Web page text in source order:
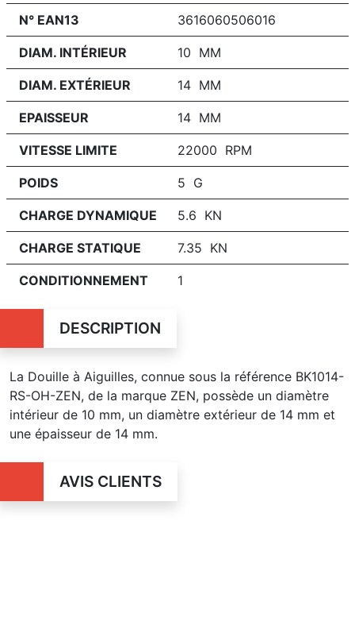
N° EAN13 3616060506016
DIAM. INTÉRIEUR 10 MM
DIAM. EXTÉRIEUR 14 MM
EPAISSEUR 14 MM
VITESSE LIMITE 22000 RPM
POIDS 5 G
CHARGE DYNAMIQUE 5.6 KN
CHARGE STATIQUE 7.35 KN
CONDITIONNEMENT 1
DESCRIPTION
La Douille à Aiguilles, connue sous la référence BK1014-
RS-OH-ZEN, de la marque ZEN, possède un diamètre
intérieur de 10 mm, un diamètre extérieur de 14 mm et
une épaisseur de 14 mm.
AVIS CLIENTS